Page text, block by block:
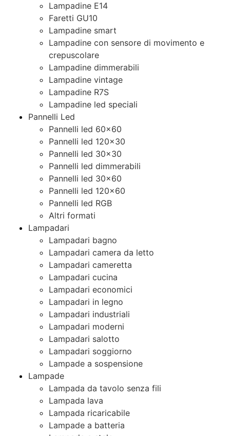
Lampadine E14
Faretti GU10
Lampadine smart
Lampadine con sensore di movimento e
crepuscolare
Lampadine dimmerabili
Lampadine vintage
Lampadine R7S
Lampadine led speciali
Pannelli Led
Pannelli led 60×60
Pannelli led 120×30
Pannelli led 30×30
Pannelli led dimmerabili
Pannelli led 30×60
Pannelli led 120×60
Pannelli led RGB
Altri formati
Lampadari
Lampadari bagno
Lampadari camera da letto
Lampadari cameretta
Lampadari cucina
Lampadari economici
Lampadari in legno
Lampadari industriali
Lampadari moderni
Lampadari salotto
Lampadari soggiorno
Lampade a sospensione
Lampade
Lampada da tavolo senza fili
Lampada lava
Lampada ricaricabile
Lampade a batteria